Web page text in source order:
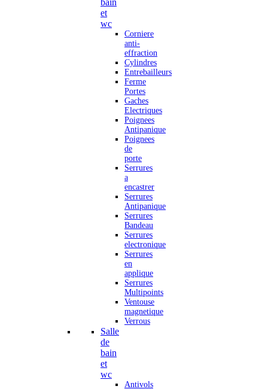
bain
et
wc
Corniere
anti-
effraction
Cylindres
Entrebailleurs
Ferme
Portes
Gaches
Electriques
Poignees
Antipanique
Poignees
de
porte
Serrures
a
encastrer
Serrures
Antipanique
Serrures
Bandeau
Serrures
electronique
Serrures
en
applique
Serrures
Multipoints
Ventouse
magnetique
Verrous
Salle
de
bain
et
wc
Antivols